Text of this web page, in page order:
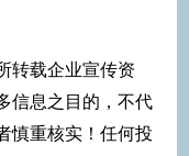
转载企业宣传资
信息之目的，不代
慎重核实！任何投